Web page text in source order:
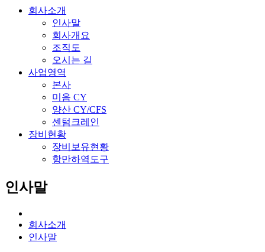
회사소개
인사말
회사개요
조직도
오시는 길
사업영역
본사
미음 CY
양산 CY/CFS
센텀크레인
장비현황
장비보유현황
항만하역도구
인사말
회사소개
인사말